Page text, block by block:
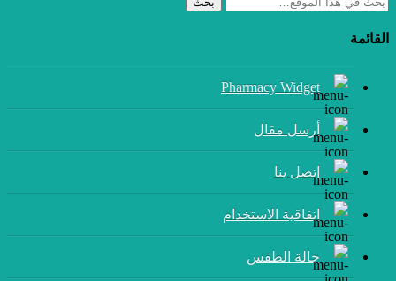
القائمة
Pharmacy Widget
أرسل مقال
إتصل بنا
اتفاقية الاستخدام
حالة الطقس